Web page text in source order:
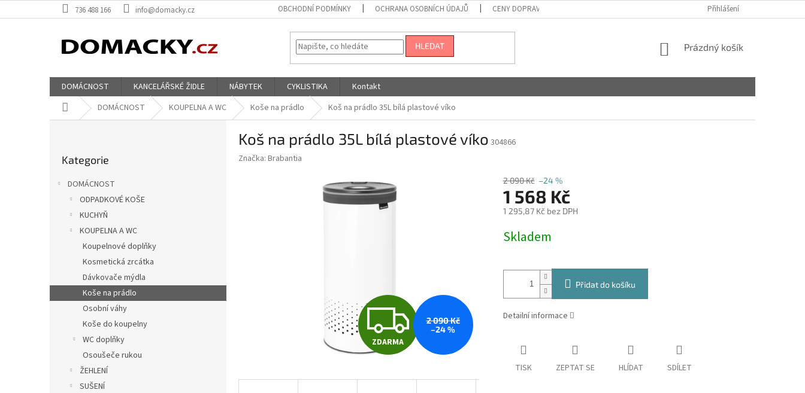
na
736 488 166 info@domacky.cz OBCHODNÍ PODMÍNKY OCHRANA OSOBNÍCH ÚDAJŮ CENY DOPRAVY Přihlášení
HLEDAT
NÁKUPNÍ
Prázdný košík
DOMÁCNOST KANCELÁŘSKÉ ŽIDLE NÁBYTEK CYKLISTIKA
Kontakt
Domů DOMÁCNOST KOUPELNA A WC Koše na prádlo Koš na prádlo 35L bílá plastové víko
e
l
kategorie
Kategorie
DOMÁCNOST
ODPADKOVÉ KOŠE
KUCHYŇ
KOUPELNA A WC
Koupelnové doplňky
Kosmetická zrcátka
Dávkovače mýdla
Koše na prádlo
Osobní váhy
Koše do koupelny
WC doplňky
Osoušeče rukou
ŽEHLENÍ
SUŠENÍ
Koš na prádlo 35L bílá plastové víko 304866
Značka: Brabantia
Z
D
ZDARMA
2 090 Kč
–24 %
2 090 Kč –24 %
1 568 Kč
1 295,87 Kč bez DPH
cena:
Skladem
Přidat do košíku
Detailní informace
TISK ZEPTAT SE HLÍDAT SDÍLET